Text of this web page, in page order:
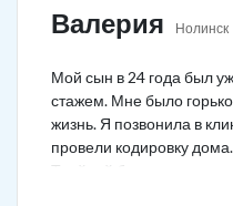
Валерия Нолинск
Мой сын в 24 года был
стажем. Мне было
жизнь. Я позвонила в
провели кодировку
Тройной блок в клинике,
Мы согласились. Вот